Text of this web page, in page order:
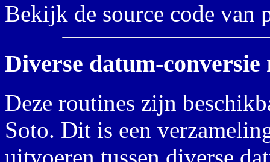
Bekijk de source code van
Diverse datum-conversie
Deze routines zijn
Soto. Dit is een
uitvoeren tussen diverse